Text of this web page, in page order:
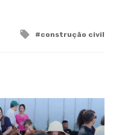
Tagged
construção civil